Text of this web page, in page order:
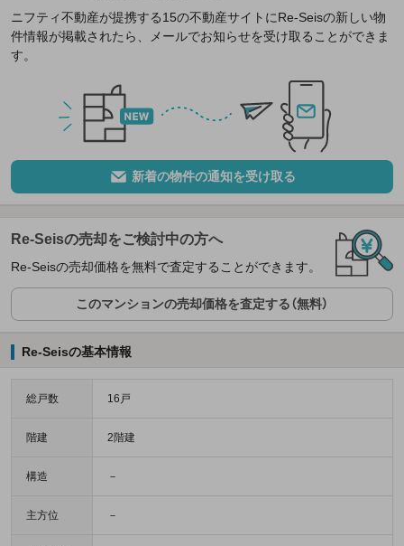
ニフティ不動産が提携する15の不動産サイトにRe-Seisの新しい物
件情報が掲載されたら、メールでお知らせを受け取ることができま
す。
新着の物件の通知を受け取る
Re-Seisの売却をご検討中の方へ
Re-Seisの売却価格を無料で査定することができます。
このマンションの売却価格を査定する（無料）
Re-Seisの基本情報
総戸数 16戸
階建 2階建
構造 －
主方位 －